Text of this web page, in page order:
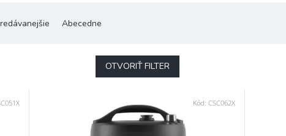
Abecedne
OTVORIŤ FILTER
Kód:CSC062X